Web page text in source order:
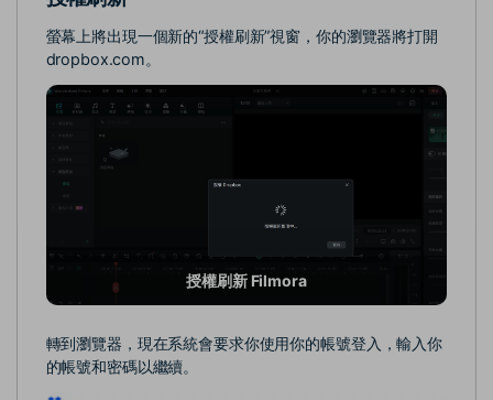
螢幕上將出現一個新的“授權刷新”視窗，你的瀏覽器將打開
dropbox.com。
授權刷新 Filmora
轉到瀏覽器，現在系統會要求你使用你的帳號登入，輸入你
的帳號和密碼以繼續。